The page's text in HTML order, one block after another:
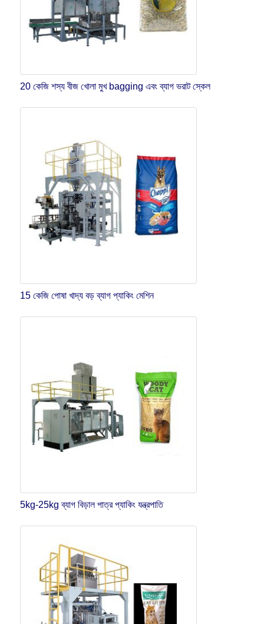
20 কেজি শস্য বীজ খোলা মুখ bagging এবং ব্যাগ ভরাট স্কেল
15 কেজি পোষা খাদ্য বড় ব্যাগ প্যাকিং মেশিন
5kg-25kg ব্যাগ বিড়াল পাত্র প্যাকিং যন্ত্রপাতি